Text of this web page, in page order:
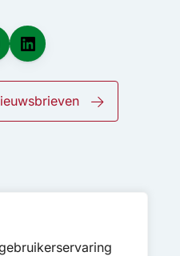
LinkedIn